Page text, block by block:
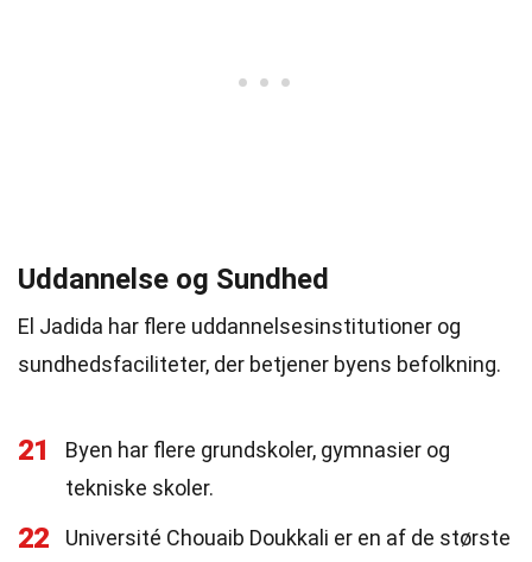
Uddannelse og Sundhed
El Jadida har flere uddannelsesinstitutioner og
sundhedsfaciliteter, der betjener byens befolkning.
21
Byen har flere grundskoler, gymnasier og
tekniske skoler.
22
Université Chouaib Doukkali er en af de største